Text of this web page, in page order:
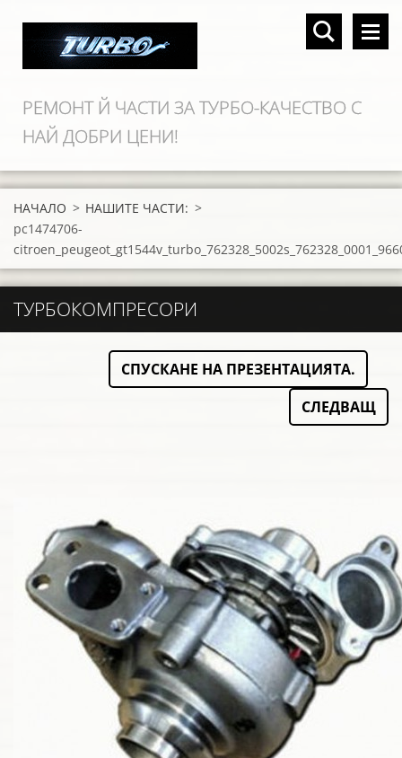
РЕМОНТ Й ЧАСТИ ЗА ТУРБО-КАЧЕСТВО С
НАЙ ДОБРИ ЦЕНИ!
НАЧАЛО > НАШИТЕ ЧАСТИ: >
pc1474706-
ТУРБОКОМПРЕСОРИ
СПУСКАНЕ НА ПРЕЗЕНТАЦИЯТА.
СЛЕДВАЩ